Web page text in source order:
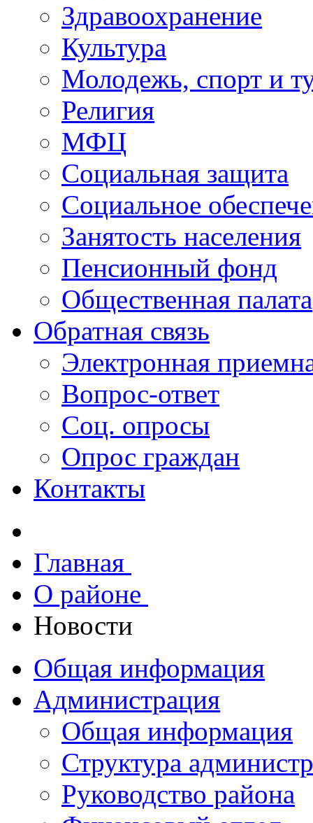
Здравоохранение
Культура
Молодежь, спорт и
Религия
МФЦ
Социальная защита
Социальное
Занятость населения
Пенсионный фонд
Общественная палата
Обратная связь
Электронная
Вопрос-ответ
Соц. опросы
Опрос граждан
Контакты
Главная
О районе
Новости
Общая информация
Администрация
Общая информация
Структура
Руководство района